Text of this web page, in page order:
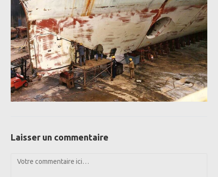
Laisser un commentaire
Comment